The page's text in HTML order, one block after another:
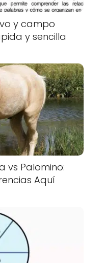
y campo
y sencilla
vs Palomino:
Aquí